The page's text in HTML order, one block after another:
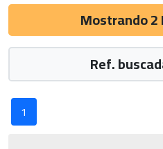
Mostrando
Ref.
1